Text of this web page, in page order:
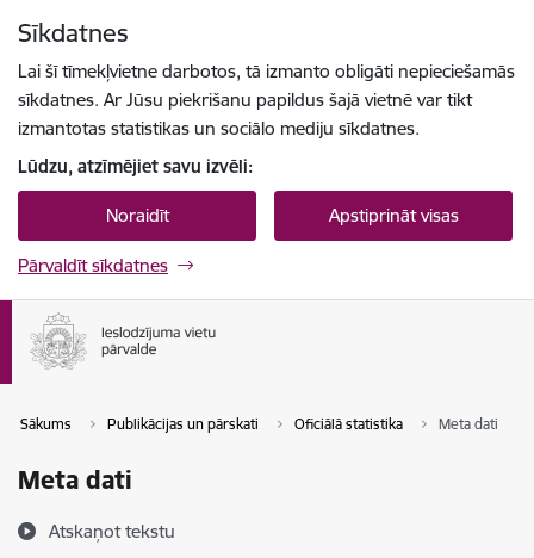
Sīkdatnes
Lai šī tīmekļvietne darbotos, tā izmanto obligāti nepieciešamās
sīkdatnes. Ar Jūsu piekrišanu papildus šajā vietnē var tikt
izmantotas statistikas un sociālo mediju sīkdatnes.
Lūdzu, atzīmējiet savu izvēli:
Noraidīt Apstiprināt visas
Pārvaldīt sīkdatnes
Sākums Publikācijas un pārskati Oficiālā statistika Meta dati
Meta dati
Atskaņot tekstu